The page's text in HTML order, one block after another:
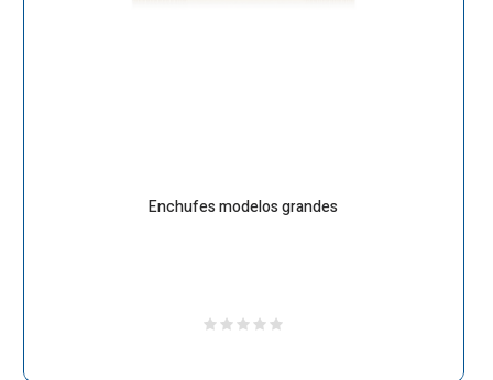
Enchufes modelos grandes